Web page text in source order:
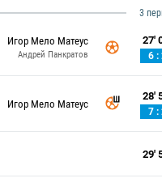
3
Игор Мело Матеус
Андрей Панкратов
27'
6 :
Игор Мело Матеус
28'
7 :
29'